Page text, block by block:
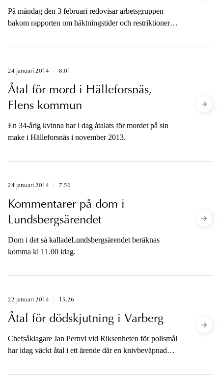
restriktioner
På måndag den 3 februari redovisar arbetsgruppen
bakom rapporten om häktningstider och restriktioner
bjuder Åklagarmyndigheten in till en pressträff på
24 januari 2014 8.01
Åtal för mord i Hälleforsnäs,
Flens kommun
En 34-årig kvinna har i dag åtalats för mordet på sin
make i Hälleforsnäs i november 2013.
24 januari 2014 7.56
Kommentarer på dom i
Lundsbergsärendet
Dom i det så kalladeLundsbergsärendet beräknas
komma kl 11.00 idag.
22 januari 2014 15.26
Åtal för dödskjutning i Varberg
Chefsåklagare Jan Pernvi vid Riksenheten för polismål
har idag väckt åtal i ett ärende där en knivbeväpnad
Varberg i juli 2013.